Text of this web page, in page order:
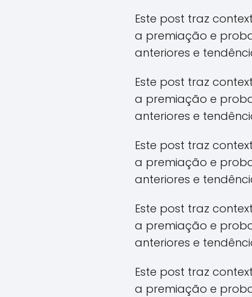
Este post traz
a premiação e
anteriores e
Este post traz
a premiação e
anteriores e
Este post traz
a premiação e
anteriores e
Este post traz
a premiação e
anteriores e
Este post traz
a premiação e